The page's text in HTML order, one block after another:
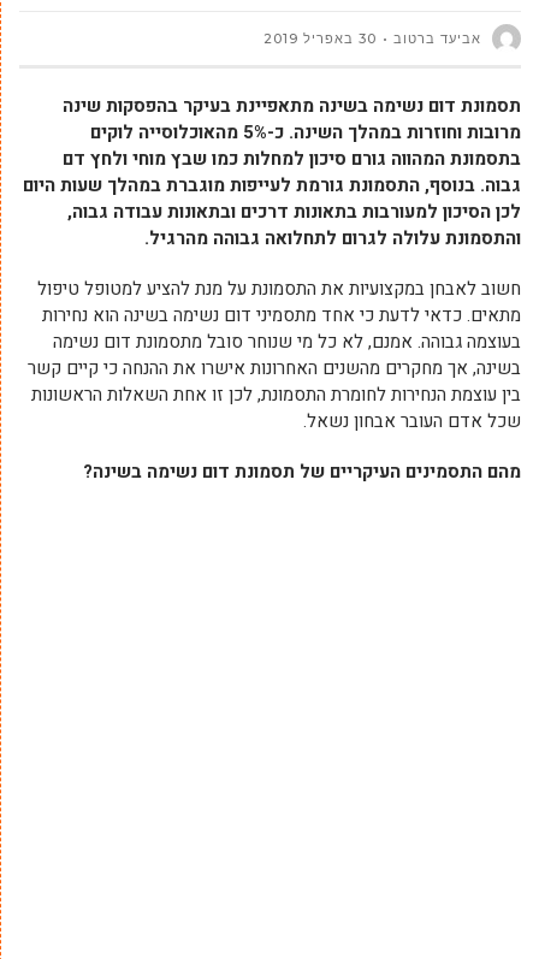
אביעד ברטוב 30 באפריל 2019
תסמונת דום נשימה בשינה מתאפיינת בעיקר בהפסקות שינה
מרובות וחוזרות במהלך השינה. כ-5% מהאוכלוסייה לוקים
בתסמונת המהווה גורם סיכון למחלות כמו שבץ מוחי ולחץ דם
גבוה. בנוסף, התסמונת גורמת לעייפות מוגברת במהלך שעות היום
לכן הסיכון למעורבות בתאונות דרכים ובתאונות עבודה גבוה,
והתסמונת עלולה לגרום לתחלואה גבוהה מהרגיל.
חשוב לאבחן במקצועיות את התסמונת על מנת להציע למטופל טיפול
מתאים. כדאי לדעת כי אחד מתסמיני דום נשימה בשינה הוא נחירות
בעוצמה גבוהה. אמנם, לא כל מי שנוחר סובל מתסמונת דום נשימה
בשינה, אך מחקרים מהשנים האחרונות אישרו את ההנחה כי קיים קשר
בין עוצמת הנחירות לחומרת התסמונת, לכן זו אחת השאלות הראשונות
שכל אדם העובר אבחון נשאל.
מהם התסמינים העיקריים של תסמונת דום נשימה בשינה?